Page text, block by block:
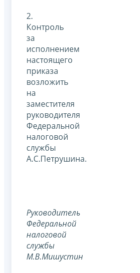
2.
Контроль
за
исполнением
настоящего
приказа
возложить
на
заместителя
руководителя
Федеральной
налоговой
службы
А.С.Петрушина.
Руководитель
Федеральной
налоговой
службы
М.В.Мишустин